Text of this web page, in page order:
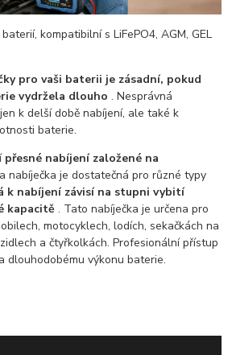
kompatibilní s LiFePO4, AGM, GEL
pro vaši baterii je zásadní, pokud
vydržela dlouho . Nesprávná
k delší době nabíjení, ale také k
baterie.
přesné nabíjení založené na
nabíječka je dostatečná pro různé typy
k nabíjení závisí na stupni vybití
kapacitě . Tato nabíječka je určena pro
motocyklech, lodích, sekačkách na
a čtyřkolkách.Profesionální přístup
dlouhodobému výkonu baterie.